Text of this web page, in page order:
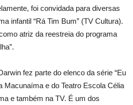
foi convidada para diversas
infantil “Rá Tim Bum” (TV Cultura).
atriz da reestreia do programa
fez parte do elenco da série “Eu
Macunaíma e do Teatro Escola Célia
e também na TV. É um dos